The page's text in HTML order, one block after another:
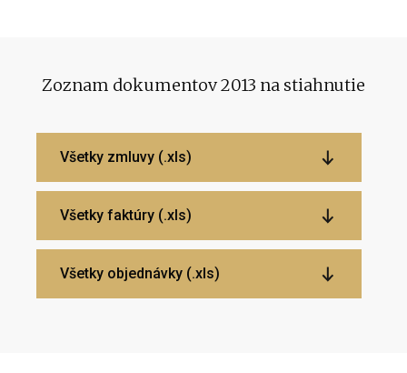
Zoznam dokumentov 2013 na stiahnutie
Všetky zmluvy (.xls)
Všetky faktúry (.xls)
Všetky objednávky (.xls)